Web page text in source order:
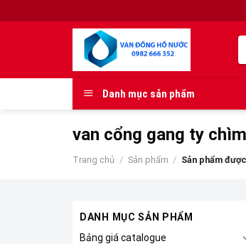
to
Danh mục sản phẩm
van cổng gang ty
Trang chủ / Sản phẩm / Sản phẩm
DANH MỤC SẢN PHẨM
Bảng giá catalogue